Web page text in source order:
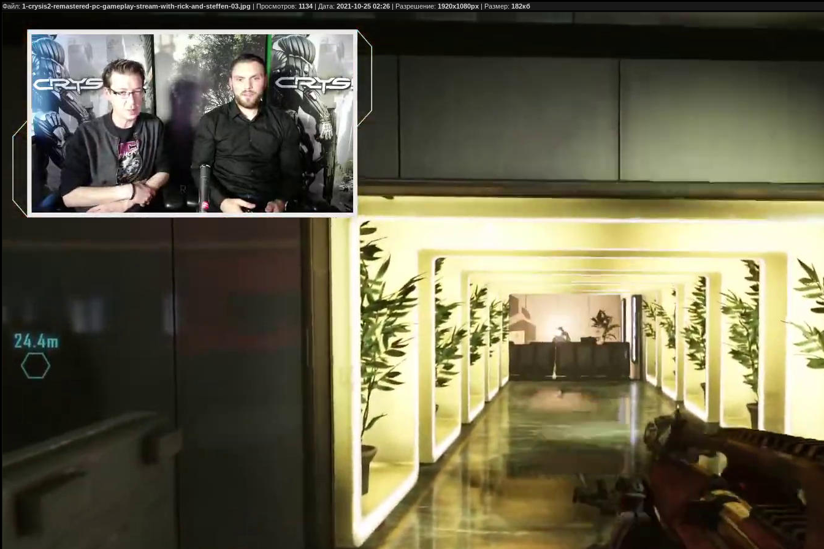
Файл: 1-crysis2-remastered-pc-gameplay-stream-with-rick-and-steffen-03.jpg | Просмотров: 1134 | Дата: 2021-10-25 02:26 | Разрешение: 1920x1080px | Размер: 182кб